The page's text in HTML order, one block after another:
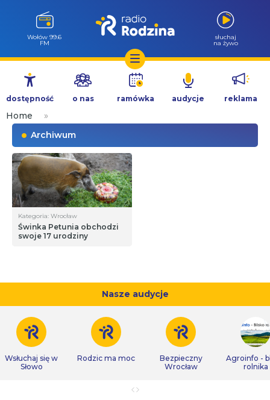
Przejdź
treści
Wołów 99.6
FM
słuchaj
na żywo
dostępność o nas ramówka audycje reklama
Home
»
Archiwum
Kategoria: Wrocław
Świnka Petunia obchodzi
swoje 17 urodziny
Nasze audycje
Wsłuchaj się w
Słowo
Rodzic ma moc
Bezpieczny
Wrocław
Agroinfo -
rolnika